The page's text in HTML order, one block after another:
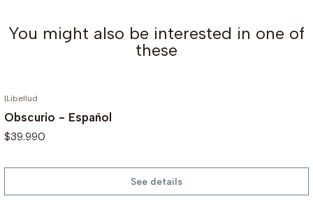
You might also be interested in one of
these
|Libellud
Obscurio - Español
$39.990
See details